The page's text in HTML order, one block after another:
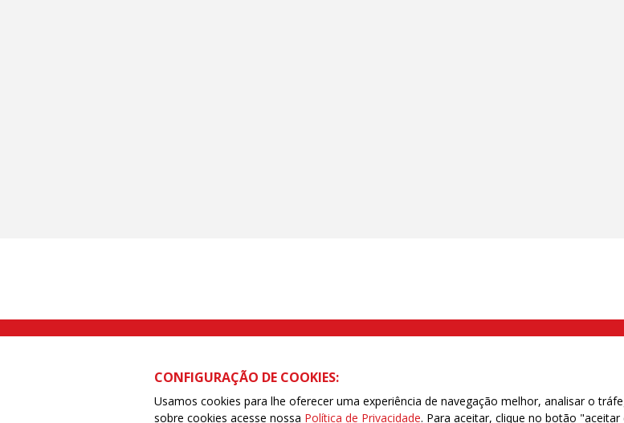
Rua Caetano Pinto nº 575 CEP 03041-000 Brás, São Paulo/SP | Telefone (11) 2108 9200 - Fax
CONFIGURAÇÃO DE COOKIES:
Usamos cookies para lhe oferecer uma experiência de navegação melhor, analisar o
sobre cookies acesse nossa Política de Privacidade. Para aceitar, clique no botão "aceitar